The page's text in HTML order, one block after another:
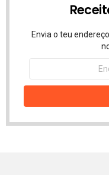
Envia o teu
Endereço
email